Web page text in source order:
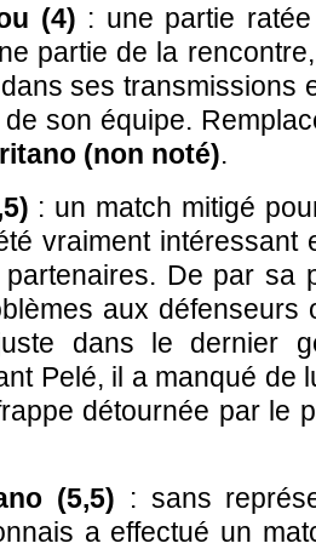
(4) : une partie
partie de la
ses transmissions
son équipe.
(non noté).
: un match mitigé
vraiment intéressant
De par sa
aux défenseurs
dans le dernier
Pelé, il a manqué de
détournée par le
(5,5) : sans
a effectué un